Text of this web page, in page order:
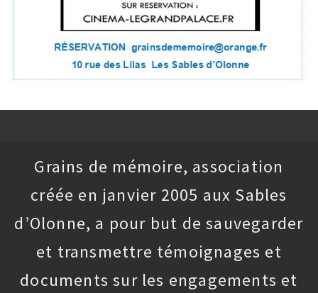
Grains de mémoire, association
créée en janvier 2005 aux Sables
d’Olonne, a pour but de sauvegarder
et transmettre témoignages et
documents sur les engagements et